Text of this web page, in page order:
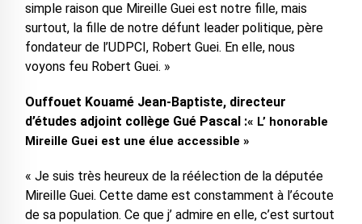
simple raison que Mireille Guei est notre fille, mais
surtout, la fille de notre défunt leader politique, père
fondateur de l’UDPCI, Robert Guei. En elle, nous
voyons feu Robert Guei. »
Ouffouet Kouamé Jean-Baptiste, directeur
d’études adjoint collège Gué Pascal :« L’ honorable
Mireille Guei est une élue accessible »
« Je suis très heureux de la réélection de la députée
Mireille Guei. Cette dame est constamment à l’écoute
de sa population. Ce que j’ admire en elle, c’est surtout